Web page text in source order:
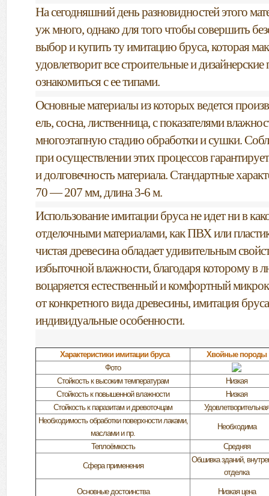
На сегодняшний день разновидностей этого
уж много, однако для того чтобы совершить
выбор и купить ту имитацию бруса, которая
удовлетворит все строительные и
ознакомиться с ее типами.
Основные материалы из которых ведется
ель, сосна, лиственница, с показателями
многоэтапную стадию обработки и сушки.
при осуществлении этих процессов
и долговечность материала. Стандартные
70 — 207 мм, длина 3-6 м.
Использование имитации бруса не идет ни в
отделочными материалами, как ПВХ или
чистая древесина обладает удивительным
избыточной влажности, благодаря которому в
воцаряется естественный и комфортный
от конкретного вида древесины, имитация
индивидуальные особенности.
Характеристики имитации бруса
Хвойные породы
Фото
Стойкость к высоким температурам
Низкая
Стойкость к повышенной влажности
Низкая
Стойкость к паразитам и древоточцам
Удовлетворительная
Необходимость обработки поверхности лаками,
маслами и пр.
Необходима
Теплоёмкость Средняя
Сфера применения
Обшивка зданий,
отделка
Основные достоинства Низкая цена